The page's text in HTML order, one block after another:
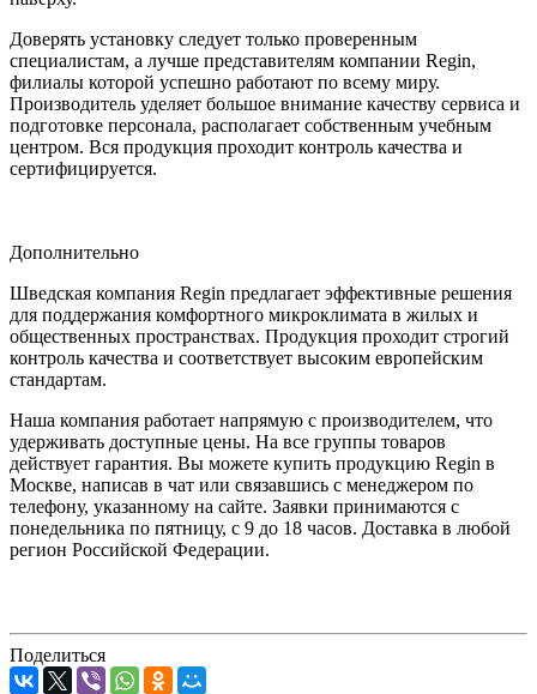
Доверять установку следует только проверенным
специалистам, а лучше представителям компании Regin,
филиалы которой успешно работают по всему миру.
Производитель уделяет большое внимание качеству сервиса и
подготовке персонала, располагает собственным учебным
центром. Вся продукция проходит контроль качества и
сертифицируется.
Дополнительно
Шведская компания Regin предлагает эффективные решения
для поддержания комфортного микроклимата в жилых и
общественных пространствах. Продукция проходит строгий
контроль качества и соответствует высоким европейским
стандартам.
Наша компания работает напрямую с производителем, что
удерживать доступные цены. На все группы товаров
действует гарантия. Вы можете купить продукцию Regin в
Москве, написав в чат или связавшись с менеджером по
телефону, указанному на сайте. Заявки принимаются с
понедельника по пятницу, с 9 до 18 часов. Доставка в любой
регион Российской Федерации.
Поделиться